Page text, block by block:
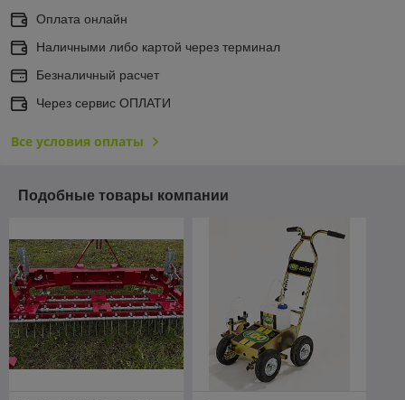
Оплата онлайн
Наличными либо картой через терминал
Безналичный расчет
Через сервис ОПЛАТИ
Все условия оплаты
Подобные товары компании